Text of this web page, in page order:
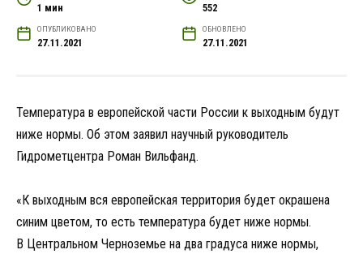
1 мин 552
ОПУБЛИКОВАНО
27.11.2021
ОБНОВЛЕНО
27.11.2021
Температура в европейской части России к выходным будут
ниже нормы. Об этом заявил научный руководитель
Гидрометцентра Роман Вильфанд.
«К выходным вся европейская территория будет окрашена
синим цветом, то есть температура будет ниже нормы.
В Центральном Черноземье на два градуса ниже нормы,